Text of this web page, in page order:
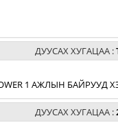
ДУУСАХ ХУГАЦАА :
1 АЖЛЫН
ДУУСАХ ХУГАЦАА :